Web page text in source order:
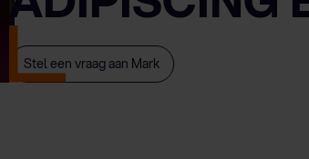
Stel een vraag aan Mark